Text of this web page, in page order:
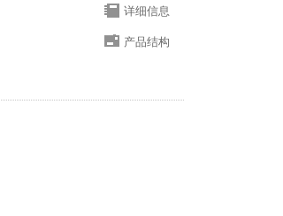
详细信息
产品结构